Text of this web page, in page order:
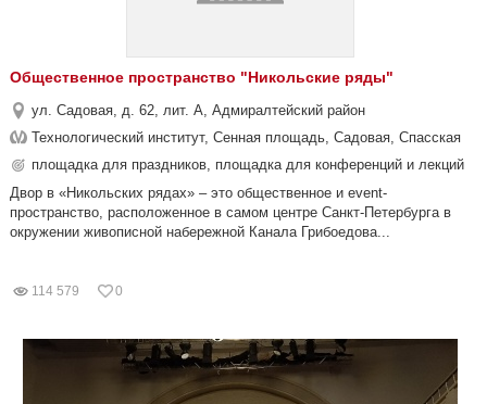
Общественное пространство "Никольские ряды"
ул. Садовая, д. 62, лит. А, Адмиралтейский район
Технологический институт, Сенная площадь, Садовая, Спасская
площадка для праздников, площадка для конференций и лекций
Двор в «Никольских рядах» – это общественное и event-
пространство, расположенное в самом центре Санкт-Петербурга в
окружении живописной набережной Канала Грибоедова...
114 579 0